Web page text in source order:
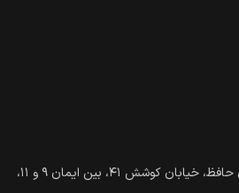
خراسان رضوی، مشهد، میدان حافظ، خیابان کوشش ۴۱، بین ایمان ۹ و ۱۱،